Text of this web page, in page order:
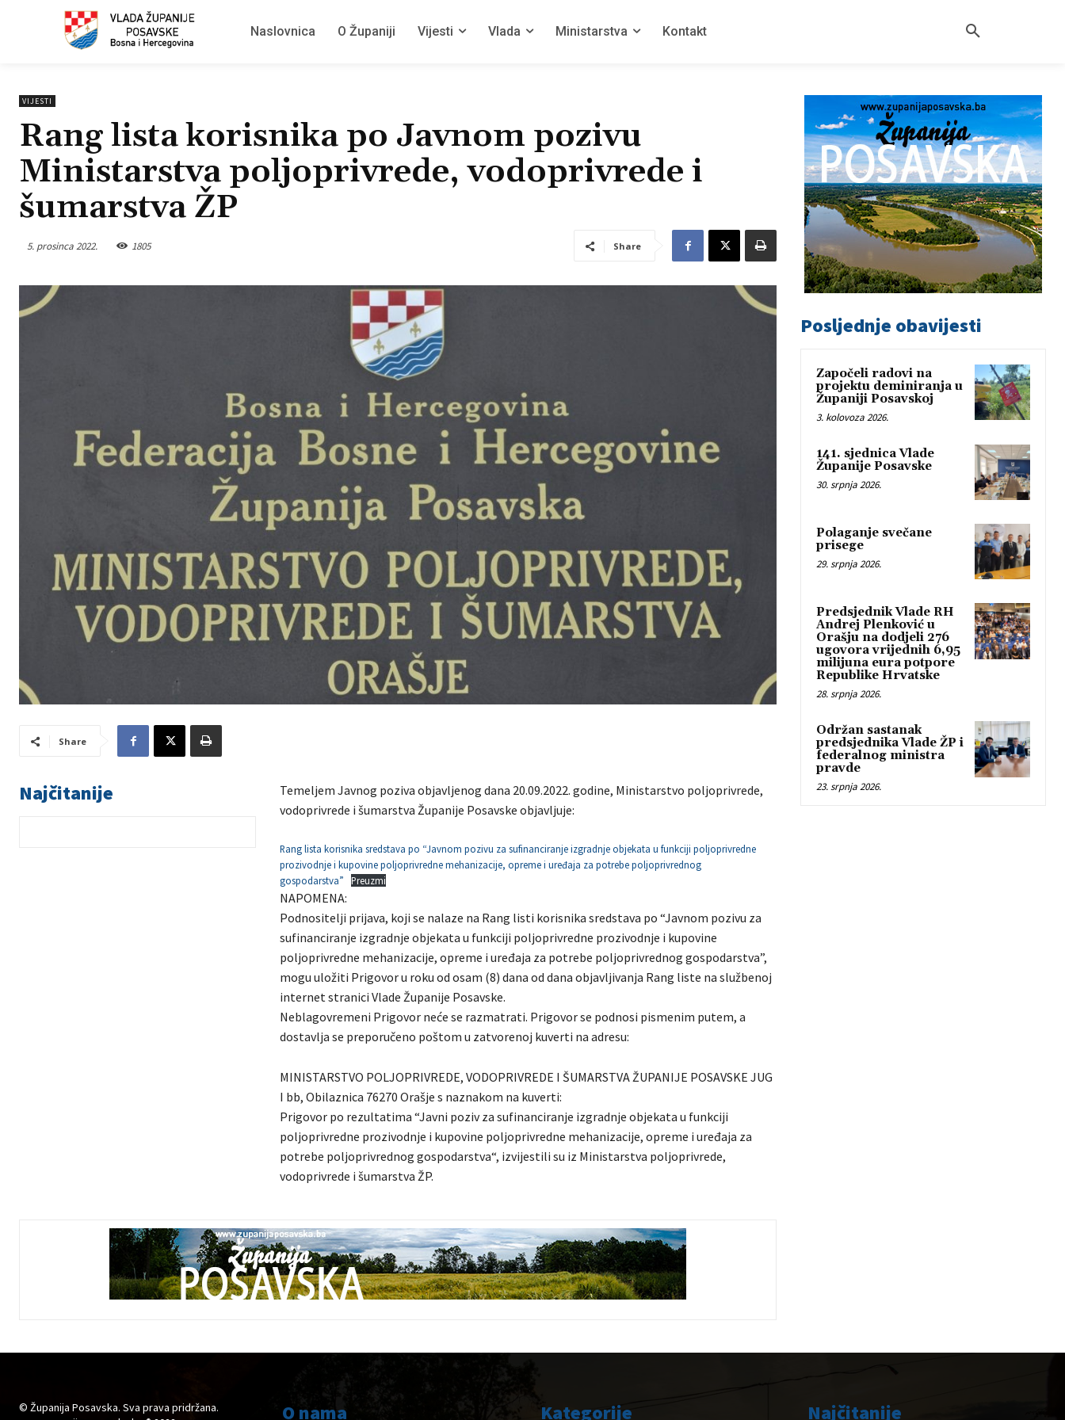
Naslovnica O Županiji Vijesti Vlada Ministarstva Kontakt
VIJESTI
Rang lista korisnika po Javnom pozivu
Ministarstva poljoprivrede, vodoprivrede i
šumarstva ŽP
5. prosinca 2022. 1805 Share
Share
Najčitanije
Temeljem Javnog poziva objavljenog dana 20.09.2022. godine, Ministarstvo poljoprivrede,
vodoprivrede i šumarstva Županije Posavske objavljuje:
Rang lista korisnika sredstava po “Javnom pozivu za sufinanciranje izgradnje objekata u funkciji poljoprivredne
prozivodnje i kupovine poljoprivredne mehanizacije, opreme i uređaja za potrebe poljoprivrednog
gospodarstva”
Preuzmi
NAPOMENA:
Podnositelji prijava, koji se nalaze na Rang listi korisnika sredstava po “Javnom pozivu za
sufinanciranje izgradnje objekata u funkciji poljoprivredne prozivodnje i kupovine
poljoprivredne mehanizacije, opreme i uređaja za potrebe poljoprivrednog gospodarstva”,
mogu uložiti Prigovor u roku od osam (8) dana od dana objavljivanja Rang liste na službenoj
internet stranici Vlade Županije Posavske.
Neblagovremeni Prigovor neće se razmatrati. Prigovor se podnosi pismenim putem, a
dostavlja se preporučeno poštom u zatvorenoj kuverti na adresu:
MINISTARSTVO POLJOPRIVREDE, VODOPRIVREDE I ŠUMARSTVA ŽUPANIJE POSAVSKE JUG
I bb, Obilaznica 76270 Orašje s naznakom na kuverti:
Prigovor po rezultatima “Javni poziv za sufinanciranje izgradnje objekata u funkciji
poljoprivredne prozivodnje i kupovine poljoprivredne mehanizacije, opreme i uređaja za
potrebe poljoprivrednog gospodarstva“, izvijestili su iz Ministarstva poljoprivrede,
vodoprivrede i šumarstva ŽP.
Posljednje obavijesti
Započeli radovi na
projektu deminiranja u
Županiji Posavskoj
3. kolovoza 2026.
141. sjednica Vlade
Županije Posavske
30. srpnja 2026.
Polaganje svečane
prisege
29. srpnja 2026.
Predsjednik Vlade RH
Andrej Plenković u
Orašju na dodjeli 276
ugovora vrijednih 6,95
milijuna eura potpore
Republike Hrvatske
28. srpnja 2026.
Održan sastanak
predsjednika Vlade ŽP i
federalnog ministra
pravde
23. srpnja 2026.
© Županija Posavska. Sva prava pridržana.
O nama Kategorije Najčitanije